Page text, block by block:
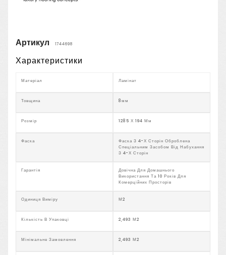
Артикул 1744698
Характеристики
Матеріал Ламінат
Товщина 8мм
Розмір 1285 Х 194 Мм
Фаска
Фаска З 4-Х Сторін Оброблена
Спеціальним Засобом Від Набухання
З 4-Х Сторін
Гарантія
Довічна Для Домашнього
Використання Та 10 Років Для
Комерційних Просторів
Одиниця Виміру М2
Кількість В Упаковці 2,493 М2
Мінімальне Замовлення 2,493 М2